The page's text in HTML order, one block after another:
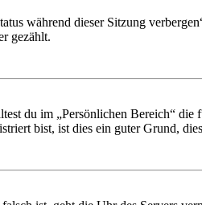
während dieser Sitzung
gezählt.
du im „Persönlichen Bereich“
bist, ist dies ein guter Grund,